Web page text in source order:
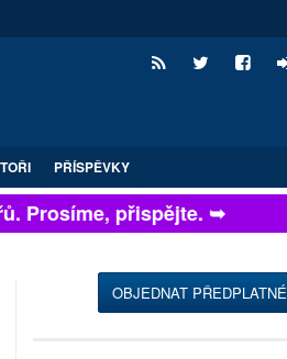
PŘÍSPĚVKY
přispějte. ➥
OBJEDNAT PŘEDPLATNÉ